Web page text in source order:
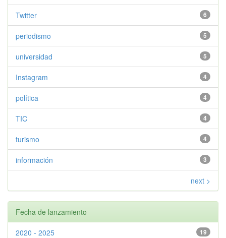
6
Twitter
5
periodismo
5
universidad
4
Instagram
4
política
4
TIC
4
turismo
3
información
next >
Fecha de lanzamiento
19
2020 - 2025